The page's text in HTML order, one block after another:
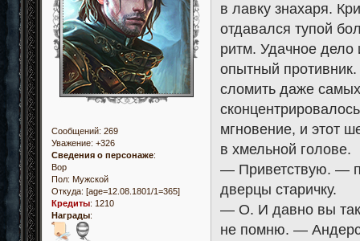
Сообщений: 269
Уважение: +326
Сведения о персонаже:
Вор
Пол: Мужской
Откуда: [age=12.08.1801/1=365]
Кредиты: 1210
Награды:
в лавку знахаря.
отдавался тупой
ритм. Удачное
опытный
сломить даже
мгновение, и этот
в хмельной голове.
— Приветствую. —
дверцы старичку.
— О. И давно вы
не помню. — Андерс